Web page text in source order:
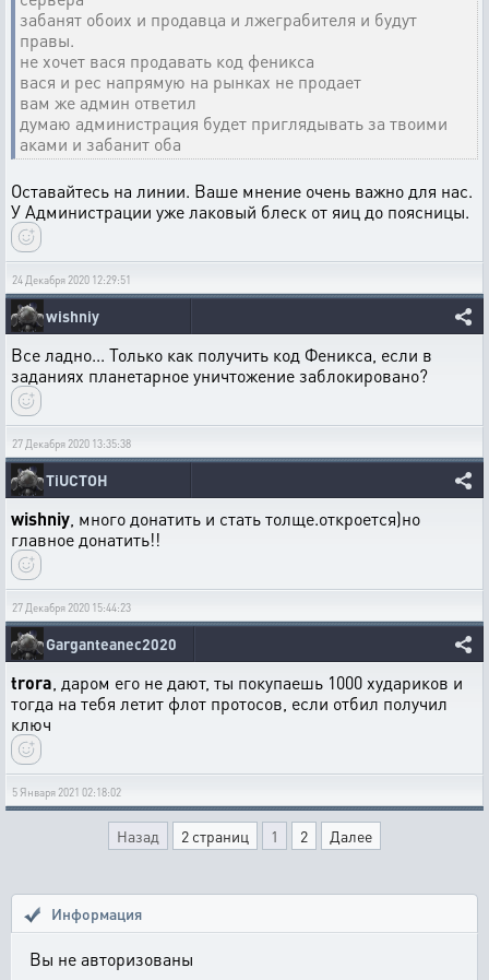
забанят обоих и продавца и лжеграбителя и будут
правы.
не хочет вася продавать код феникса
вася и рес напрямую на рынках не продает
вам же админ ответил
думаю администрация будет приглядывать за твоими
аками и забанит оба
Оставайтесь на линии. Ваше мнение очень важно для нас.
У Администрации уже лаковый блеск от яиц до поясницы.
24 Декабря 2020 12:29:51
wishniy
Все ладно... Только как получить код Феникса, если в
заданиях планетарное уничтожение заблокировано?
27 Декабря 2020 13:35:38
TiUCTOH
wishniy , много донатить и стать толще.откроется)но
главное донатить!!
27 Декабря 2020 15:44:23
Garganteanec2020
trora , даром его не дают, ты покупаешь 1000 худариков и
тогда на тебя летит флот протосов, если отбил получил
ключ
5 Января 2021 02:18:02
Назад 2 страниц 1 2 Далее
Информация
Вы не авторизованы